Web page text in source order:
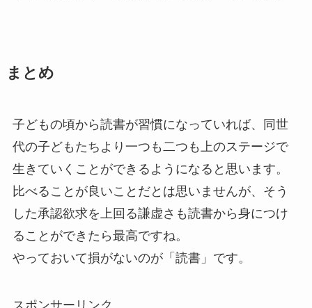
まとめ
子どもの頃から読書が習慣になっていれば、同世
代の子どもたちより一つも二つも上のステージで
生きていくことができるようになると思います。
比べることが良いことだとは思いませんが、そう
した承認欲求を上回る謙虚さも読書から身につけ
ることができたら最高ですね。
やっておいて損がないのが「読書」です。